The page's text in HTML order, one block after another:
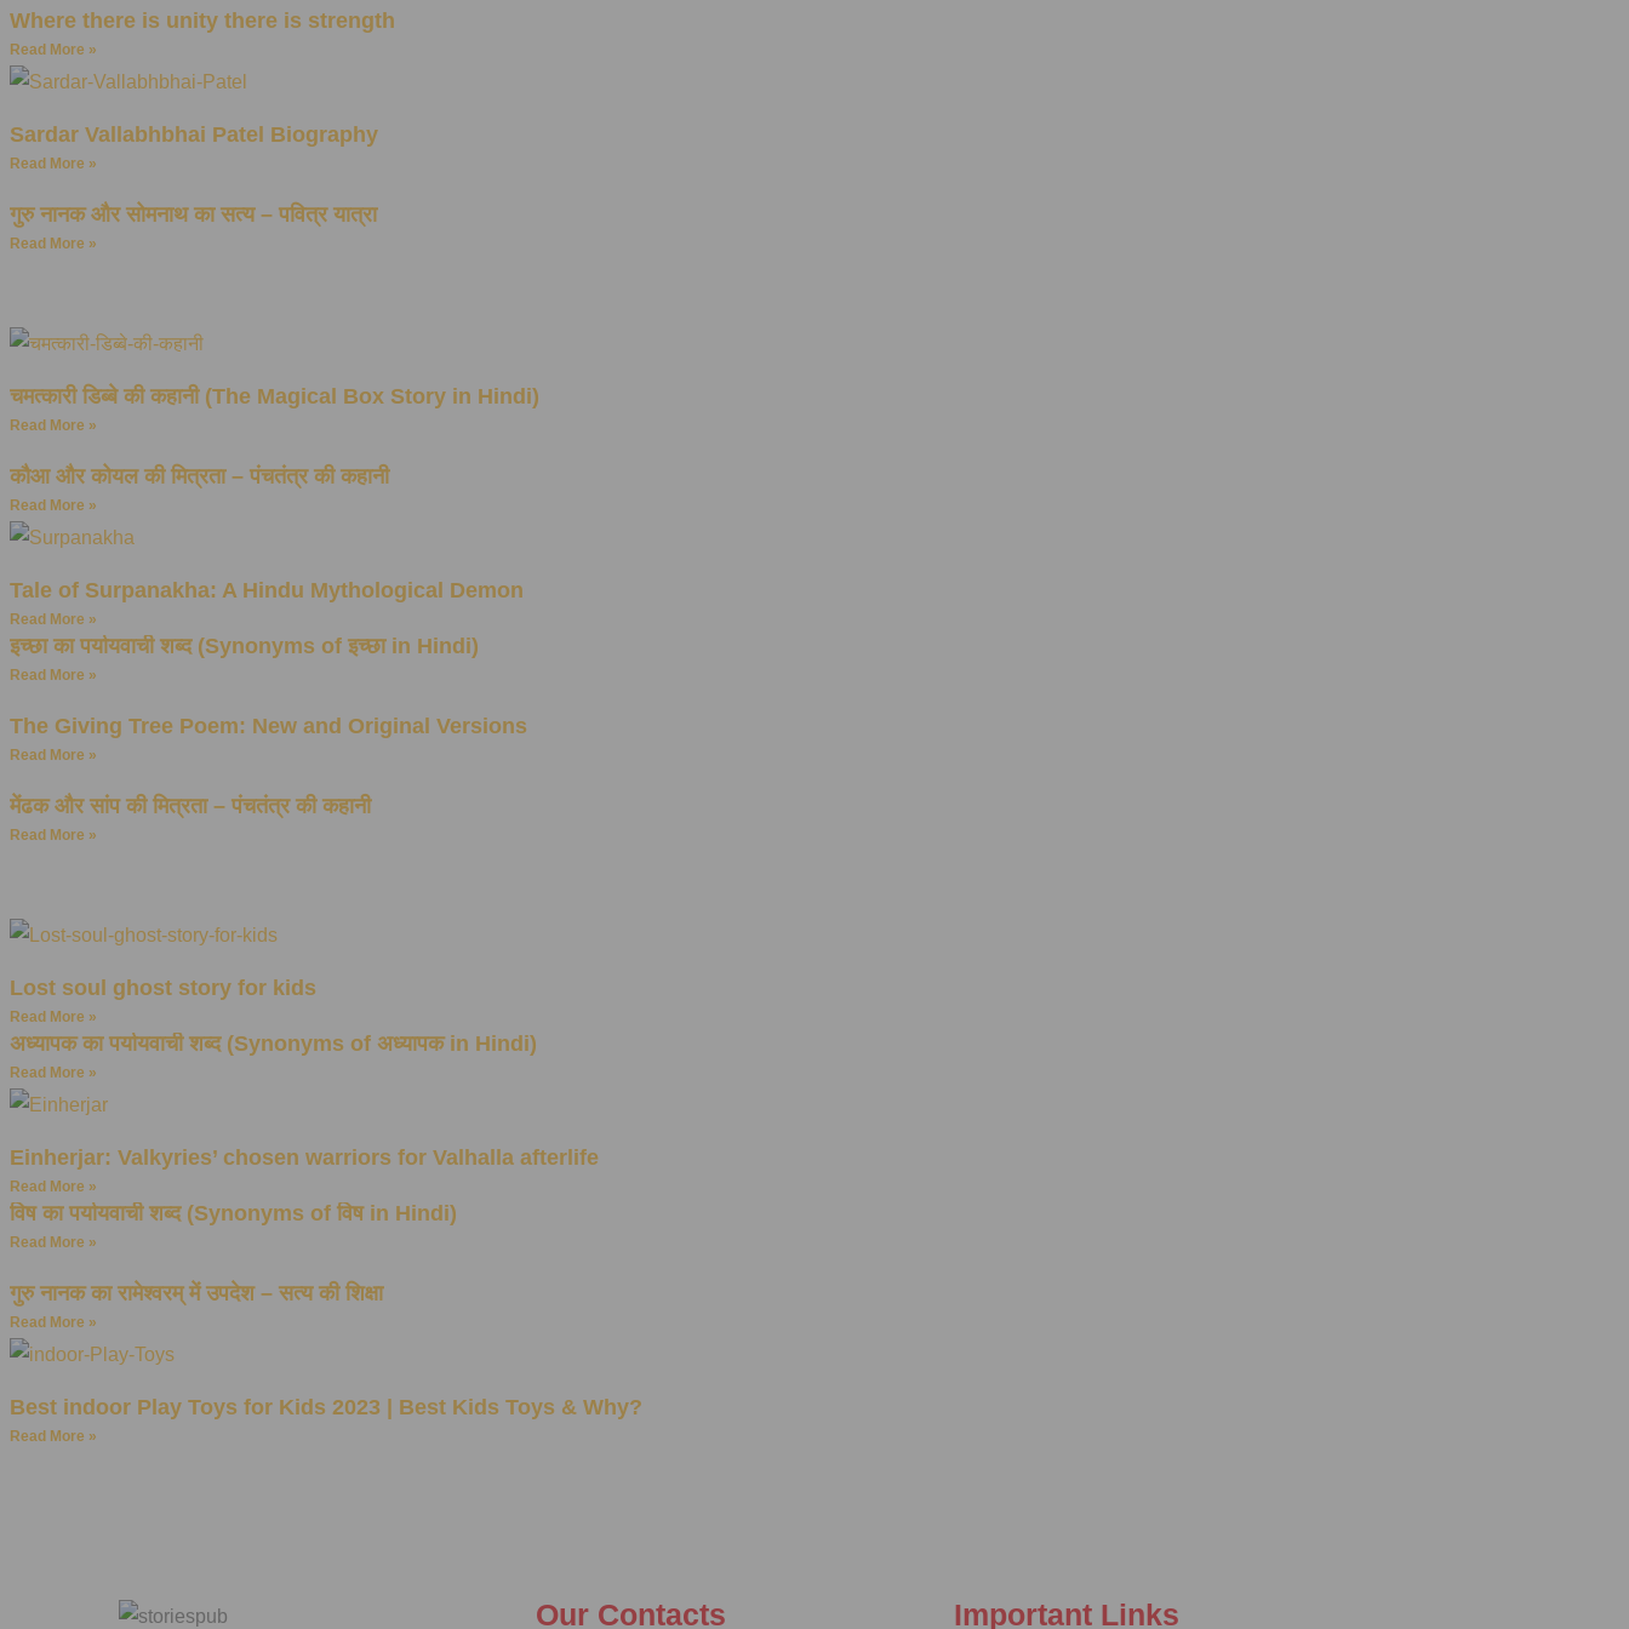
Where there is unity there is strength
Read More »
Sardar Vallabhbhai Patel Biography
Read More »
गुरु नानक और सोमनाथ का सत्य – पवित्र यात्रा
Read More »
चमत्कारी डिब्बे की कहानी (The Magical Box Story in Hindi)
Read More »
कौआ और कोयल की मित्रता – पंचतंत्र की कहानी
Read More »
Tale of Surpanakha: A Hindu Mythological Demon
Read More »
इच्छा का पर्यायवाची शब्द (Synonyms of इच्छा in Hindi)
Read More »
The Giving Tree Poem: New and Original Versions
Read More »
मेंढक और सांप की मित्रता – पंचतंत्र की कहानी
Read More »
Lost soul ghost story for kids
Read More »
अध्यापक का पर्यायवाची शब्द (Synonyms of अध्यापक in Hindi)
Read More »
Einherjar: Valkyries’ chosen warriors for Valhalla afterlife
Read More »
विष का पर्यायवाची शब्द (Synonyms of विष in Hindi)
Read More »
गुरु नानक का रामेश्वरम् में उपदेश – सत्य की शिक्षा
Read More »
Best indoor Play Toys for Kids 2023 | Best Kids Toys & Why?
Read More »
Our Contacts Important Links